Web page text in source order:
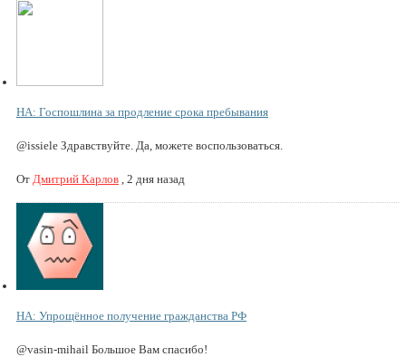
НА: Госпошлина за продление срока пребывания
@issiele Здравствуйте. Да, можете воспользоваться.
От Дмитрий Карлов 2 дня назад
НА: Упрощённое получение гражданства РФ
@vasin-mihail Большое Вам спасибо!